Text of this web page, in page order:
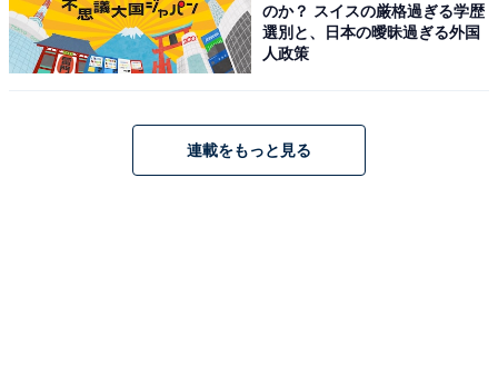
1 2
のか？ スイスの厳格過ぎる学歴
選別と、日本の曖昧過ぎる外国
人政策
連載をもっと見る